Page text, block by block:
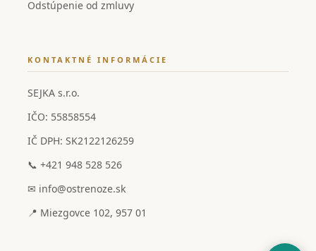
Odstúpenie od zmluvy
KONTAKTNÉ INFORMÁCIE
SEJKA s.r.o.
IČO: 55858554
IČ DPH: SK2122126259
📞 +421 948 528 526
✉ info@ostrenoze.sk
📍 Miezgovce 102, 957 01